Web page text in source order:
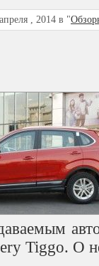
, 2014 в "
Tiggo. О